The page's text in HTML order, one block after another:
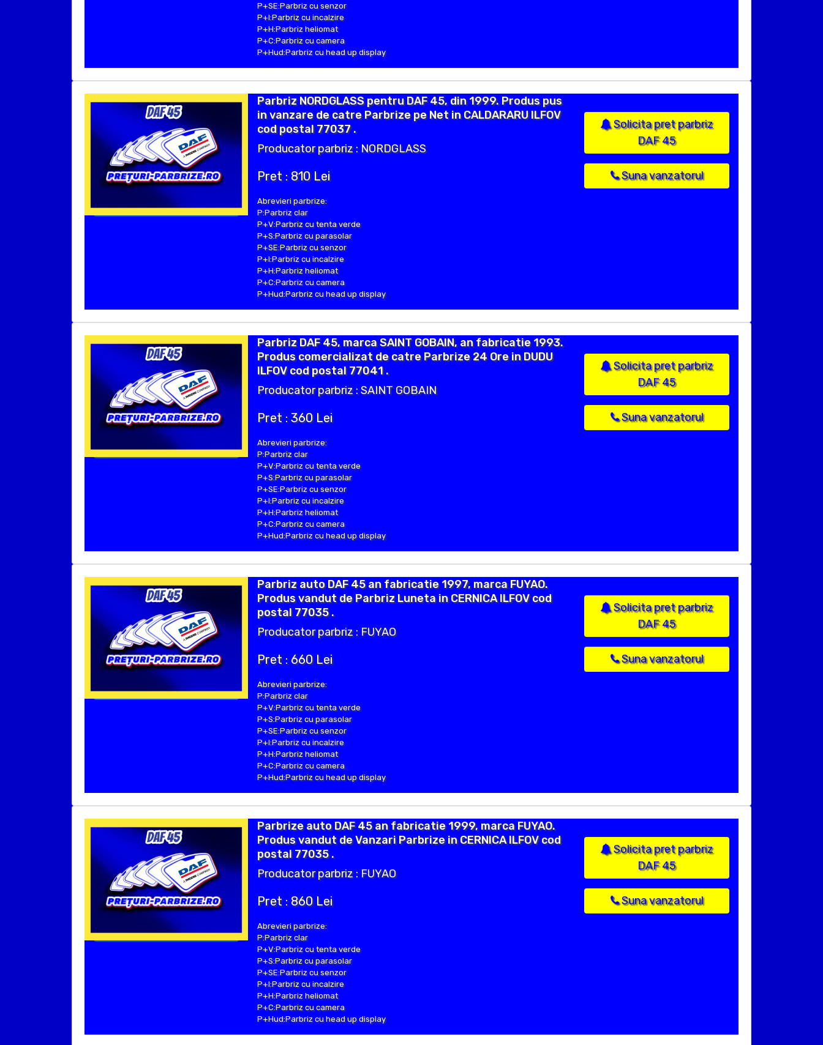
P+SE:Parbriz cu senzor
P+I:Parbriz cu incalzire
P+H:Parbriz heliomat
P+C:Parbriz cu camera
P+Hud:Parbriz cu head up display
Parbriz NORDGLASS pentru DAF 45, din 1999. Produs pus
in vanzare de catre Parbrize pe Net in CALDARARU ILFOV
cod postal 77037 .
Producator parbriz : NORDGLASS
Pret : 810 Lei
Abrevieri parbrize:
P:Parbriz clar
P+V:Parbriz cu tenta verde
P+S:Parbriz cu parasolar
P+SE:Parbriz cu senzor
P+I:Parbriz cu incalzire
P+H:Parbriz heliomat
P+C:Parbriz cu camera
P+Hud:Parbriz cu head up display
Solicita pret parbriz
DAF 45
Suna vanzatorul
Parbriz DAF 45, marca SAINT GOBAIN, an fabricatie 1993.
Produs comercializat de catre Parbrize 24 Ore in DUDU
ILFOV cod postal 77041 .
Producator parbriz : SAINT GOBAIN
Pret : 360 Lei
Abrevieri parbrize:
P:Parbriz clar
P+V:Parbriz cu tenta verde
P+S:Parbriz cu parasolar
P+SE:Parbriz cu senzor
P+I:Parbriz cu incalzire
P+H:Parbriz heliomat
P+C:Parbriz cu camera
P+Hud:Parbriz cu head up display
Solicita pret parbriz
DAF 45
Suna vanzatorul
Parbriz auto DAF 45 an fabricatie 1997, marca FUYAO.
Produs vandut de Parbriz Luneta in CERNICA ILFOV cod
postal 77035 .
Producator parbriz : FUYAO
Pret : 660 Lei
Abrevieri parbrize:
P:Parbriz clar
P+V:Parbriz cu tenta verde
P+S:Parbriz cu parasolar
P+SE:Parbriz cu senzor
P+I:Parbriz cu incalzire
P+H:Parbriz heliomat
P+C:Parbriz cu camera
P+Hud:Parbriz cu head up display
Solicita pret parbriz
DAF 45
Suna vanzatorul
Parbrize auto DAF 45 an fabricatie 1999, marca FUYAO.
Produs vandut de Vanzari Parbrize in CERNICA ILFOV cod
postal 77035 .
Producator parbriz : FUYAO
Pret : 860 Lei
Abrevieri parbrize:
P:Parbriz clar
P+V:Parbriz cu tenta verde
P+S:Parbriz cu parasolar
P+SE:Parbriz cu senzor
P+I:Parbriz cu incalzire
P+H:Parbriz heliomat
P+C:Parbriz cu camera
P+Hud:Parbriz cu head up display
Solicita pret parbriz
DAF 45
Suna vanzatorul